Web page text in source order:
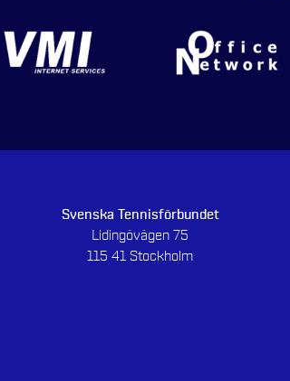
Svenska Tennisförbundet
Lidingövägen 75
115 41 Stockholm